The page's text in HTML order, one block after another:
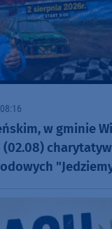
w gminie